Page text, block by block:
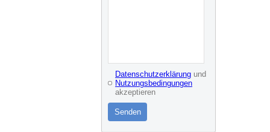
Datenschutzerklärung und
Nutzungsbedingungen
akzeptieren
Senden